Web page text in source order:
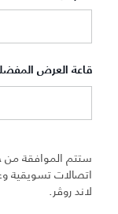
قاعة العرض
ستتم الموافقة من
اتصالات تسويقية
لاند روڤر.